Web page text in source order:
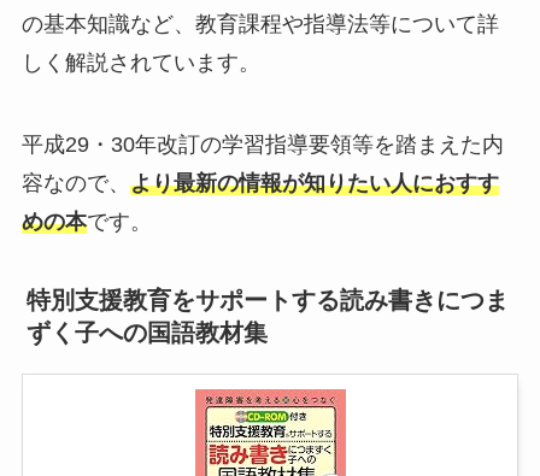
の基本知識など、教育課程や指導法等について詳
しく解説されています。
平成29・30年改訂の学習指導要領等を踏まえた内
容なので、 より最新の情報が知りたい人におすす
めの本です。
特別支援教育をサポートする読み書きにつま
ずく子への国語教材集